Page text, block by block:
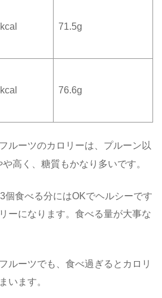
71.5g
76.6g
ルーツのカロリーは、プルーン以
高く、糖質もかなり多いです。
個食べる分にはOKでヘルシーです
ーになります。食べる量が大事な
ルーツでも、食べ過ぎるとカロリ
います。